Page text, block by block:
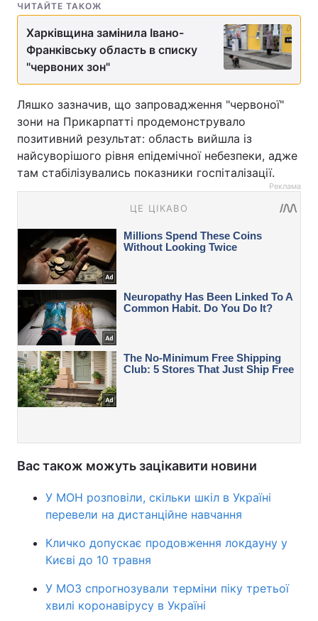
ЧИТАЙТЕ ТАКОЖ
Харківщина замінила Івано-
Франківську область в списку
"червоних зон"
Ляшко зазначив, що запровадження "червоної"
зони на Прикарпатті продемонструвало
позитивний результат: область вийшла із
найсуворішого рівня епідемічної небезпеки, адже
там стабілізувались показники госпіталізації.
Реклама
Вас також можуть зацікавити новини
У МОН розповіли, скільки шкіл в Україні
перевели на дистанційне навчання
Кличко допускає продовження локдауну у
Києві до 10 травня
У МОЗ спрогнозували терміни піку третьої
хвилі коронавірусу в Україні